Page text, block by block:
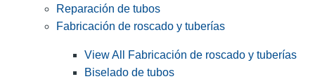
Reparación de tubos
Fabricación de roscado y tuberías
View All Fabricación de roscado y tuberías
Biselado de tubos